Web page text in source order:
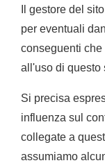
Il gestore del
per eventuali
conseguenti
all'uso di questo
Si precisa
influenza sul
collegate a
assumiamo